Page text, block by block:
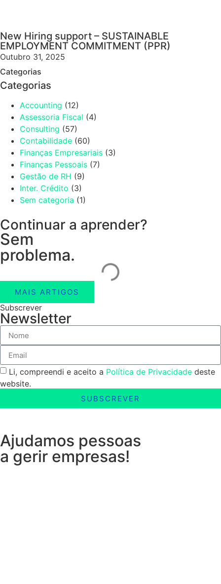
New Hiring support – SUSTAINABLE
EMPLOYMENT COMMITMENT (PPR)
Outubro 31, 2025
Categorias
Categorias
Accounting (12)
Assessoria Fiscal (4)
Consulting (57)
Contabilidade (60)
Finanças Empresariais (3)
Finanças Pessoais (7)
Gestão de RH (9)
Inter. Crédito (3)
Sem categoria (1)
Continuar a aprender?
Sem
problema.
MAIS ARTIGOS
Subscrever
Newsletter
Li, compreendi e aceito a Política de Privacidade deste
website.
SUBSCREVER
Ajudamos pessoas
a gerir empresas!